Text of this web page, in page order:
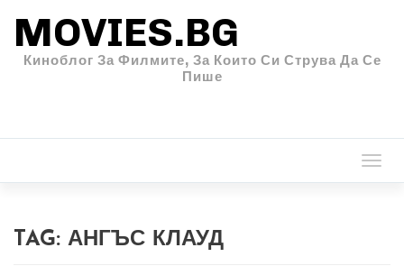
MOVIES.BG
Киноблог За Филмите, За Които Си Струва Да Се
Пише
TAG: АНГЪС КЛАУД